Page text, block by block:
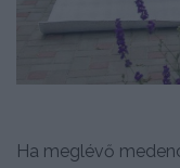
Ha meglévő